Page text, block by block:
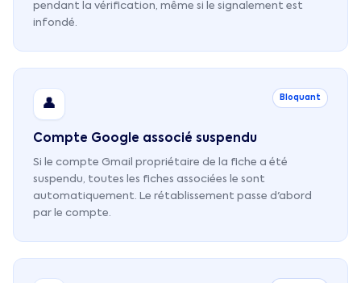
pendant la vérification, même si le signalement est
infondé.
👤 Bloquant
Compte Google associé suspendu
Si le compte Gmail propriétaire de la fiche a été
suspendu, toutes les fiches associées le sont
automatiquement. Le rétablissement passe d'abord
par le compte.